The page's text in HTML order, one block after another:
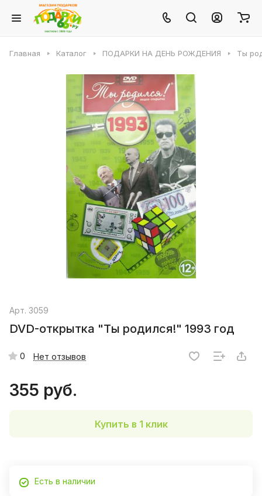
Главная Каталог ПОДАРКИ НА ДЕНЬ РОЖДЕНИЯ Ты
Арт. 3059
DVD-открытка "Ты родился!" 1993 год
0 Нет отзывов
355 руб.
Купить в 1 клик
Есть в наличии